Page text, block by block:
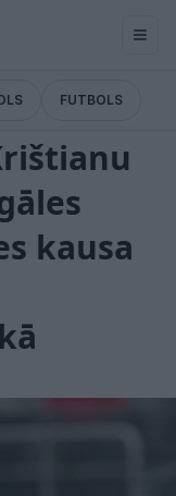
FUTBOLS
kausa